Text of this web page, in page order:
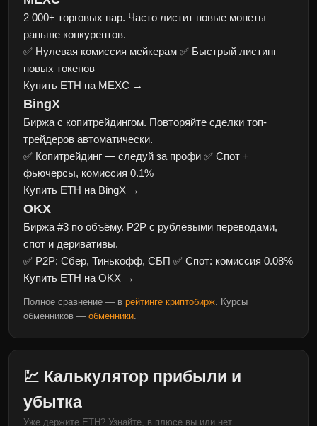
2 000+ торговых пар. Часто листит новые монеты
раньше конкурентов.
✅ Нулевая комиссия мейкерам ✅ Быстрый листинг
новых токенов
Купить ETH на MEXC →
BingX
Биржа с копитрейдингом. Повторяйте сделки топ-
трейдеров автоматически.
✅ Копитрейдинг — следуй за профи ✅ Спот +
фьючерсы, комиссия 0.1%
Купить ETH на BingX →
OKX
Биржа #3 по объёму. P2P с рублёвыми переводами,
спот и деривативы.
✅ P2P: Сбер, Тинькофф, СБП ✅ Спот: комиссия 0.08%
Купить ETH на OKX →
Полное сравнение — в рейтинге криптобирж. Курсы
обменников — обменники.
💹 Калькулятор прибыли и
убытка
Уже держите ETH? Узнайте, в плюсе вы или нет.